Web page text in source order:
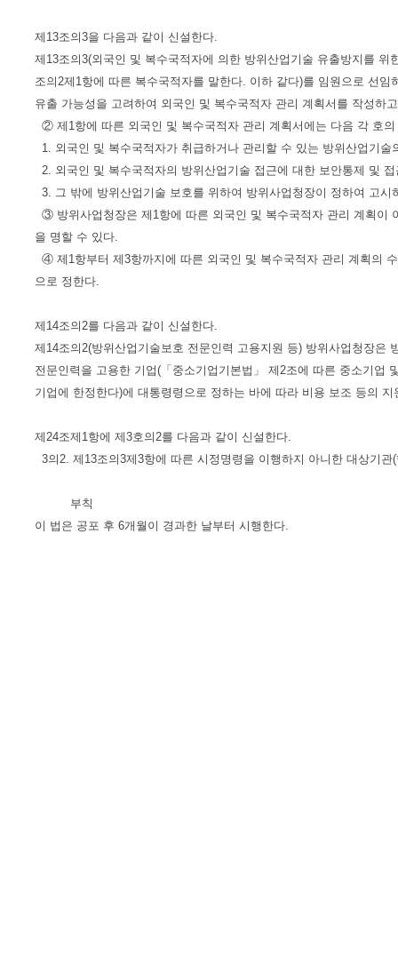
제13조의3을 다음과 같이 신설한다.
제13조의3(외국인 및 복수국적자에 의한 방위산업기술 유출방지를
조의2제1항에 따른 복수국적자를 말한다. 이하 같다)를 임원으로 선
유출 가능성을 고려하여 외국인 및 복수국적자 관리 계획서를 작성하
② 제1항에 따른 외국인 및 복수국적자 관리 계획서에는 다음 각 호
1. 외국인 및 복수국적자가 취급하거나 관리할 수 있는 방위산업기술
2. 외국인 및 복수국적자의 방위산업기술 접근에 대한 보안통제 및
3. 그 밖에 방위산업기술 보호를 위하여 방위사업청장이 정하여 고시
③ 방위사업청장은 제1항에 따른 외국인 및 복수국적자 관리 계획이
을 명할 수 있다.
④ 제1항부터 제3항까지에 따른 외국인 및 복수국적자 관리 계획의
으로 정한다.
제14조의2를 다음과 같이 신설한다.
제14조의2(방위산업기술보호 전문인력 고용지원 등) 방위사업청장
전문인력을 고용한 기업(「중소기업기본법」 제2조에 따른 중소기업
기업에 한정한다)에 대통령령으로 정하는 바에 따라 비용 보조 등의
제24조제1항에 제3호의2를 다음과 같이 신설한다.
3의2. 제13조의3제3항에 따른 시정명령을 이행하지 아니한 대상기관
부칙
이 법은 공포 후 6개월이 경과한 날부터 시행한다.